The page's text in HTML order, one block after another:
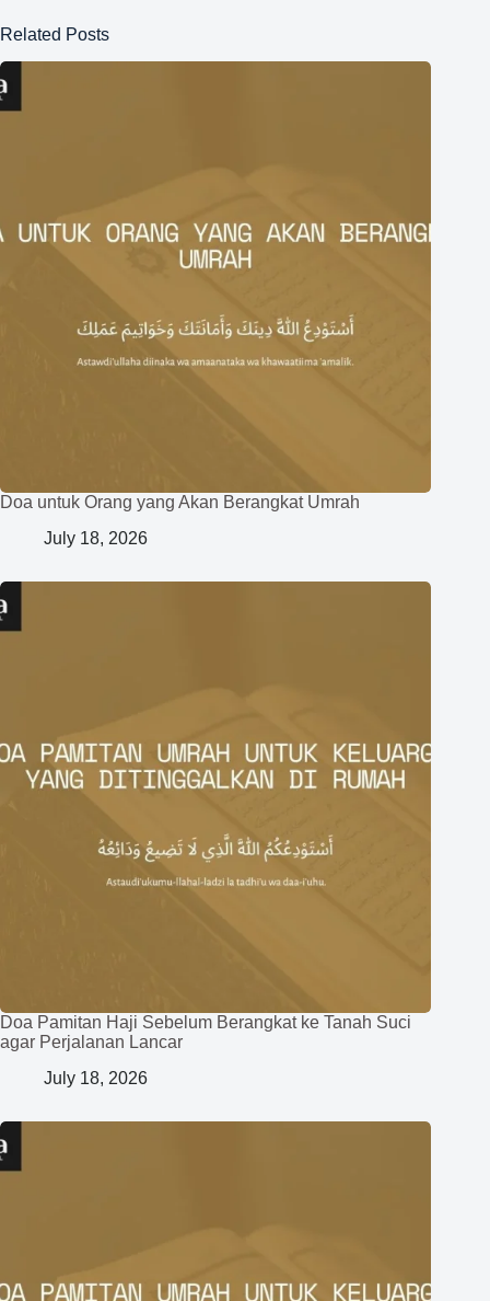
Related Posts
Doa untuk Orang yang Akan Berangkat Umrah
July 18, 2026
Doa Pamitan Haji Sebelum Berangkat ke Tanah Suci
agar Perjalanan Lancar
July 18, 2026